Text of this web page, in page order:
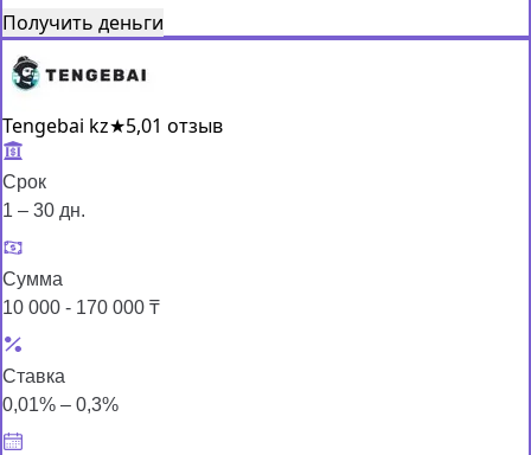
Получить деньги
Tengebai kz★5,01 отзыв
Срок
1 – 30 дн.
Сумма
10 000 - 170 000 ₸
Ставка
0,01% – 0,3%